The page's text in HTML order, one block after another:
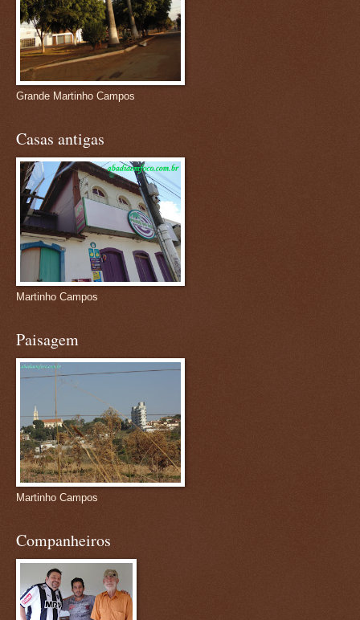
Grande Martinho Campos
Casas antigas
Martinho Campos
Paisagem
Martinho Campos
Companheiros